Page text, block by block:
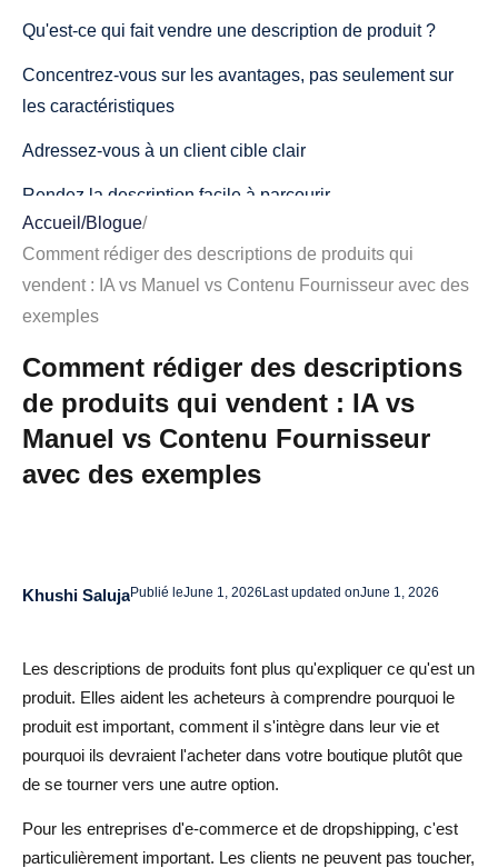
Qu'est-ce qui fait vendre une description de produit ?
Concentrez-vous sur les avantages, pas seulement sur
les caractéristiques
Adressez-vous à un client cible clair
Rendez la description facile à parcourir
Pourquoi la description fournisseur est souvent inefficace
Exemple de description fournisseur
Description du produit améliorée
Descriptions de produits manuelles : Idéales pour la voix
de la marque
Pourquoi la rédaction manuelle fonctionne
L'inconvénient de la rédaction manuelle
Pourquoi le contenu IA est utile
Pourquoi l'IA a encore besoin d'être éditée
Utilisez le contenu fournisseur pour les faits
Accueil /Blogue/
Comment rédiger des descriptions de produits qui
vendent : IA vs Manuel vs Contenu Fournisseur avec des
exemples
Comment rédiger des descriptions
de produits qui vendent : IA vs
Manuel vs Contenu Fournisseur
avec des exemples
Khushi SalujaPublié leJune 1, 2026 Last updated onJune 1, 2026
Les descriptions de produits font plus qu'expliquer ce qu'est un
produit. Elles aident les acheteurs à comprendre pourquoi le
produit est important, comment il s'intègre dans leur vie et
pourquoi ils devraient l'acheter dans votre boutique plutôt que
de se tourner vers une autre option.
Pour les entreprises d'e-commerce et de dropshipping, c'est
particulièrement important. Les clients ne peuvent pas toucher,